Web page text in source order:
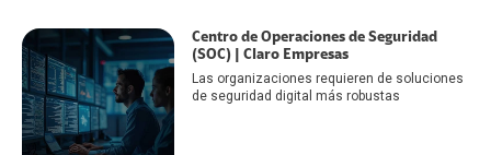
Centro de Operaciones de Seguridad
(SOC) | Claro Empresas
Las organizaciones requieren de soluciones
de seguridad digital más robustas